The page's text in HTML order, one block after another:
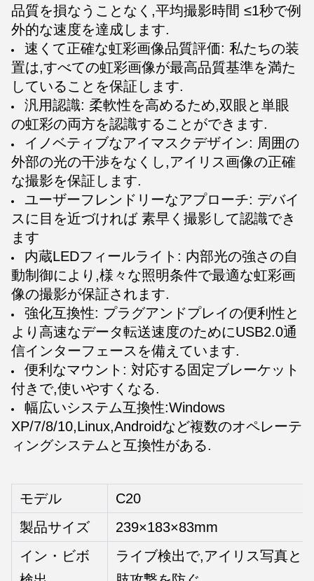
品質を損なうことなく,平均撮影時間 ≤1秒で例
外的な速度を達成します.
速くて正確な虹彩画像品質評価: 私たちの装
置は,すべての虹彩画像が最高品質基準を満た
していることを保証します.
汎用認識: 柔軟性を高めるため,双眼と単眼
の虹彩の両方を認識することができます.
イノベティブなアイマスクデザイン: 周囲の
外部の光の干渉をなくし,アイリス画像の正確
な撮影を保証します.
ユーザーフレンドリーなアプローチ: デバイ
スに目を近づければ 素早く撮影して認識でき
ます
内蔵LEDフィールライト: 内部光の強さの自
動制御により,様々な照明条件で最適な虹彩画
像の撮影が保証されます.
強化互換性: プラグアンドプレイの便利性と
より高速なデータ転送速度のためにUSB2.0通
信インターフェースを備えています.
便利なマウント: 対応する固定ブレーケット
付きで,使いやすくなる.
幅広いシステム互換性:Windows
XP/7/8/10,Linux,Androidなど複数のオペレーテ
ィングシステムと互換性がある.
モデル
C20
製品サイズ
239×183×83mm
イン・ビボ
ライブ検出で,アイリス写真と